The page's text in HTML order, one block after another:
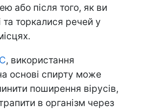
або після того, як ви
та торкалися речей у
, використання
основі спирту може
поширення вірусів,
в організм через